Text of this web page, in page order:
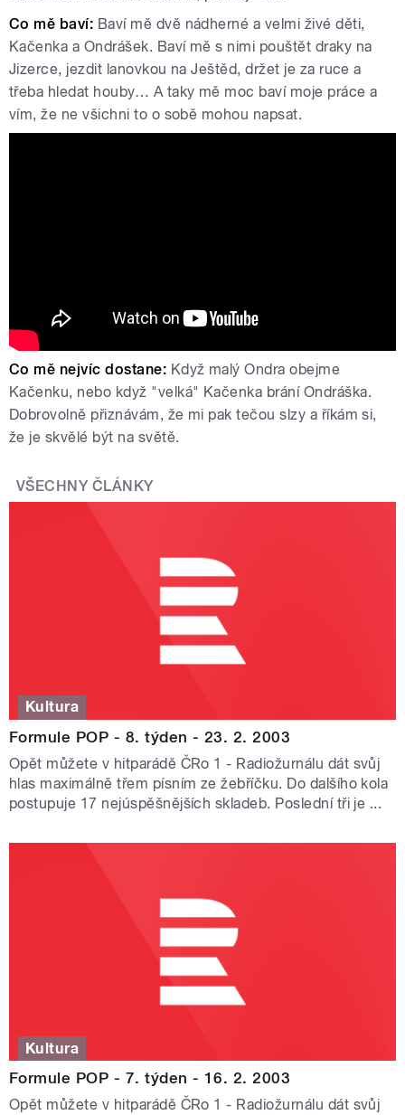
Co mě baví: Baví mě dvě nádherné a velmi živé děti,
Kačenka a Ondrášek. Baví mě s nimi pouštět draky na
Jizerce, jezdit lanovkou na Ještěd, držet je za ruce a
třeba hledat houby… A taky mě moc baví moje práce a
vím, že ne všichni to o sobě mohou napsat.
Co mě nejvíc dostane: Když malý Ondra obejme
Kačenku, nebo když "velká" Kačenka brání Ondráška.
Dobrovolně přiznávám, že mi pak tečou slzy a říkám si,
že je skvělé být na světě.
VŠECHNY ČLÁNKY
Kultura
Formule POP - 8. týden - 23. 2. 2003
Opět můžete v hitparádě ČRo 1 - Radiožurnálu dát svůj
hlas maximálně třem písním ze žebříčku. Do dalšího kola
postupuje 17 nejúspěšnějších skladeb. Poslední tři je ...
Kultura
Formule POP - 7. týden - 16. 2. 2003
Opět můžete v hitparádě ČRo 1 - Radiožurnálu dát svůj